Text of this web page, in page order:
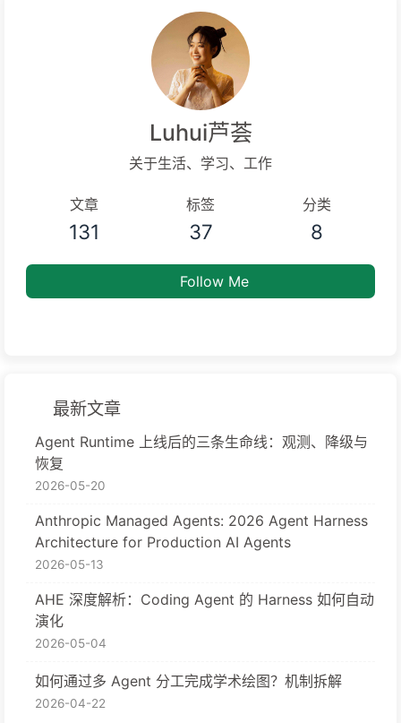
Luhui芦荟
关于生活、学习、工作
文章
131
标签
37
分类
8
Follow Me
最新文章
Agent Runtime 上线后的三条生命线：观测、降级与
恢复
2026-05-20
Anthropic Managed Agents: 2026 Agent Harness
Architecture for Production AI Agents
2026-05-13
AHE 深度解析：Coding Agent 的 Harness 如何自动
演化
2026-05-04
如何通过多 Agent 分工完成学术绘图？机制拆解
2026-04-22